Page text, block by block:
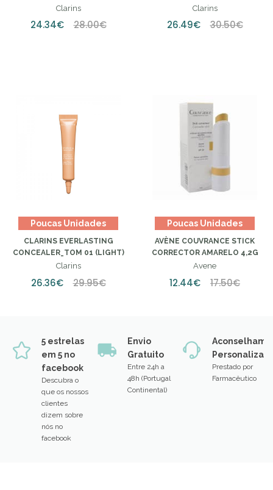
DEEP)
Clarins
24.34€ 28.00€
MEDIUM)
Clarins
26.49€ 30.50€
Poucas Unidades
CLARINS EVERLASTING
CONCEALER_TOM 01 (LIGHT)
Clarins
26.36€ 29.95€
Poucas Unidades
AVÈNE COUVRANCE STICK
CORRECTOR AMARELO 4,2G
Avene
12.44€ 17.50€
5 estrelas
em 5 no
facebook
Descubra o
que os nossos
clientes
dizem sobre
nós no
facebook
Envio
Gratuito
Entre 24h a
48h (Portugal
Continental)
Prestado por
Farmacêutico